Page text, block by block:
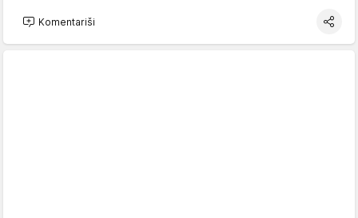
Komentariši